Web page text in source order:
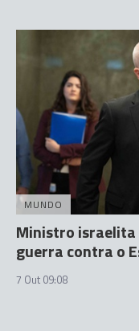
MUNDO
Ministro israelita
guerra contra o
7 Out 09:08